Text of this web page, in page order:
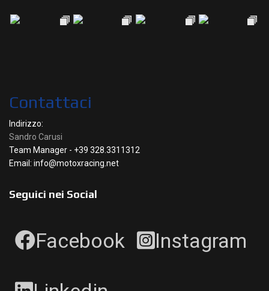
Contattaci
Indirizzo:
Sandro Carusi
Team Manager - +39 328.3311312
Email: info@motoxracing.net
Seguici nei Social
Facebook Instagram